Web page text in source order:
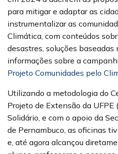
para mitigar e adaptar as
instrumentalizar as
Climática, com conteúdos
desastres, soluções
informações sobre a
Projeto Comunidades pelo
Utilizando a metodologia do
Projeto de Extensão da UFPE
Solidário, e com o apoio da
de Pernambuco, as oficinas
e, até agora alcançou